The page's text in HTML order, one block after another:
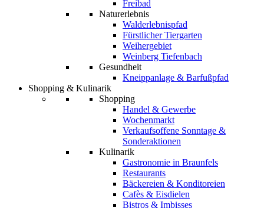
Freibad
Naturerlebnis
Walderlebnispfad
Fürstlicher Tiergarten
Weihergebiet
Weinberg Tiefenbach
Gesundheit
Kneippanlage & Barfußpfad
Shopping & Kulinarik
Shopping
Handel & Gewerbe
Wochenmarkt
Verkaufsoffene Sonntage &
Sonderaktionen
Kulinarik
Gastronomie in Braunfels
Restaurants
Bäckereien & Konditoreien
Cafès & Eisdielen
Bistros & Imbisses